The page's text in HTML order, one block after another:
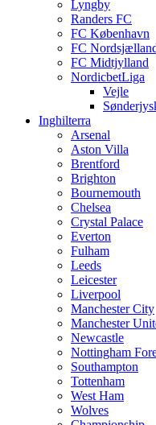
Lyngby
Randers FC
FC København
FC
FC Midtjylland
NordicbetLiga
Vejle
Inghilterra
Arsenal
Aston Villa
Brentford
Brighton
Bournemouth
Chelsea
Crystal Palace
Everton
Fulham
Leeds
Leicester
Liverpool
Manchester City
Manchester
Newcastle
Nottingham
Southampton
Tottenham
West Ham
Wolves